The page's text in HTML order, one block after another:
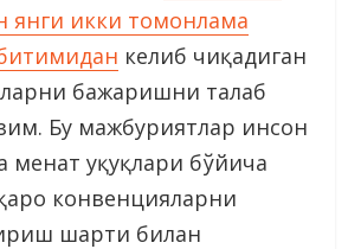
янги икки томонлама
келиб чиқадиган
бажаришни талаб
Бу мажбуриятлар инсон
меҳнат ҳуқуқлари бўйича
конвенцияларни
шарти билан